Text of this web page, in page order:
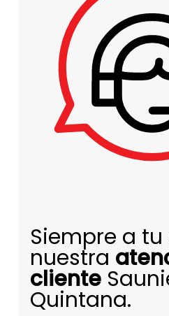
Siempre a
nuestra
cliente
Quintana.